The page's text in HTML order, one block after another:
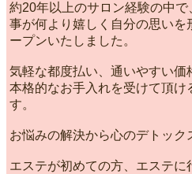
約20年以上のサロン経験の中
事が何より嬉しく自分の思いを
ープンいたしました。
気軽な都度払い、通いやすい価
本格的なお手入れを受けて頂け
す。
お悩みの解決から心のデトック
エステが初めての方、エステ